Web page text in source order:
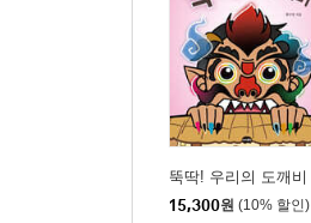
뚝딱! 우리의 도깨비
15,300원 (10% 할인)